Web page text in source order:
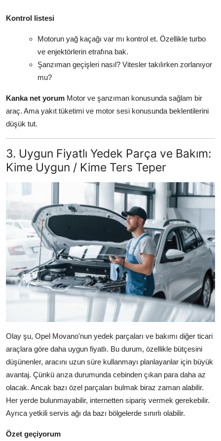
Kontrol listesi
Motorun yağ kaçağı var mı kontrol et. Özellikle turbo
ve enjektörlerin etrafına bak.
Şanzıman geçişleri nasıl? Vitesler takılırken zorlanıyor
mu?
Kanka net yorum Motor ve şanzıman konusunda sağlam bir
araç. Ama yakıt tüketimi ve motor sesi konusunda beklentilerini
düşük tut.
3. Uygun Fiyatlı Yedek Parça ve Bakım:
Kime Uygun / Kime Ters Teper
Olay şu, Opel Movano'nun yedek parçaları ve bakımı diğer ticari
araçlara göre daha uygun fiyatlı. Bu durum, özellikle bütçesini
düşünenler, aracını uzun süre kullanmayı planlayanlar için büyük
avantaj. Çünkü arıza durumunda cebinden çıkan para daha az
olacak. Ancak bazı özel parçaları bulmak biraz zaman alabilir.
Her yerde bulunmayabilir, internetten sipariş vermek gerekebilir.
Ayrıca yetkili servis ağı da bazı bölgelerde sınırlı olabilir.
Özet geçiyorum